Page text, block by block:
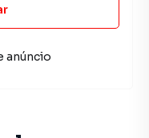
anúncio